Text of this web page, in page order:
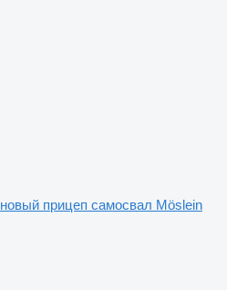
новый прицеп самосвал Möslein